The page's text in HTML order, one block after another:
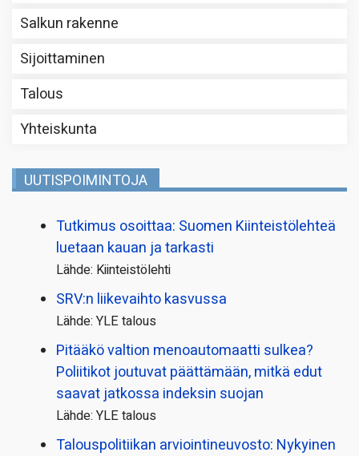
Salkun rakenne
Sijoittaminen
Talous
Yhteiskunta
UUTISPOIMINTOJA
Tutkimus osoittaa: Suomen Kiinteistölehteä
luetaan kauan ja tarkasti
Lähde: Kiinteistölehti
SRV:n liikevaihto kasvussa
Lähde: YLE talous
Pitääkö valtion menoautomaatti sulkea?
Poliitikot joutuvat päättämään, mitkä edut
saavat jatkossa indeksin suojan
Lähde: YLE talous
Talous­politiikan arviointi­neuvosto: Nykyinen